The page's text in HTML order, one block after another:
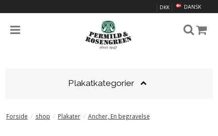
DANSK
DKK
Plakatkategorier
Forside / shop / Plakater / Ancher, En begravelse